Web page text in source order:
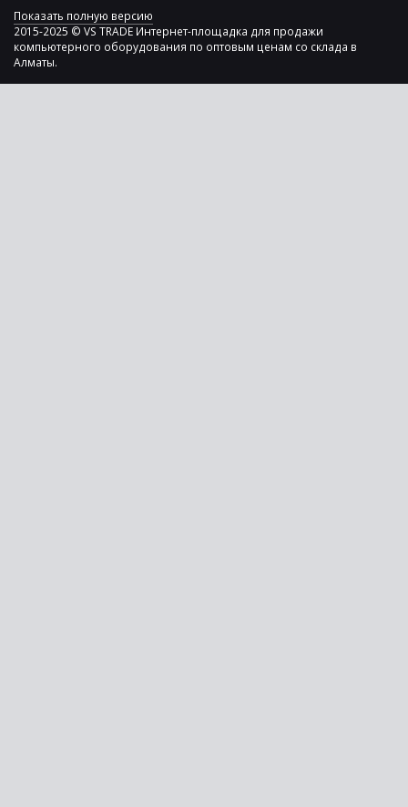
Показать полную версию
2015-2025 © VS TRADE Интернет-площадка для продажи
компьютерного оборудования по оптовым ценам со склада в
Алматы.